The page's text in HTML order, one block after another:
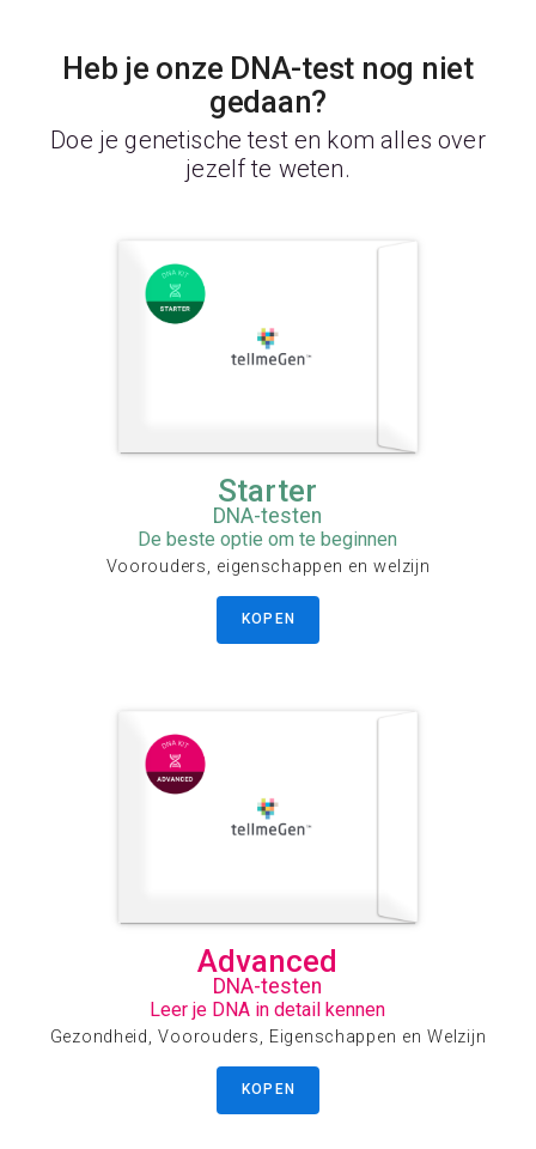
Heb je onze DNA-test nog niet
gedaan?
Doe je genetische test en kom alles over
jezelf te weten.
Starter
DNA-testen
De beste optie om te beginnen
Voorouders, eigenschappen en welzijn
KOPEN
Advanced
DNA-testen
Leer je DNA in detail kennen
Gezondheid, Voorouders, Eigenschappen en Welzijn
KOPEN